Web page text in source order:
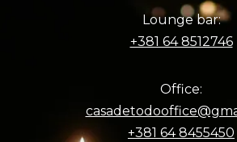
Lounge bar:
+381 64 8512746
Office:
+381 64 8455450